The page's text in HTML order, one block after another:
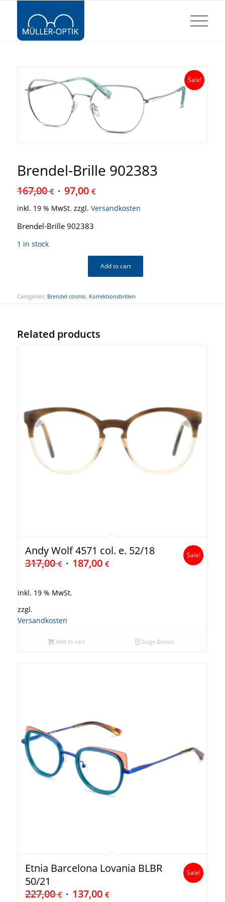
Sale!
Brendel-Brille 902383
167,00€ 97,00 €
inkl. 19 % MwSt. zzgl. Versandkosten
Brendel-Brille 902383
1 in stock
Add to cart
Categories: Brendel cosmo, Korrektionsbrillen
Related products
Andy Wolf 4571 col. e. 52/18
317,00€ 187,00 €
Sale!
inkl. 19 % MwSt.
zzgl.
Versandkosten
Add to cart Zeige Details
Etnia Barcelona Lovania BLBR
50/21
227,00€ 137,00 €
Sale!